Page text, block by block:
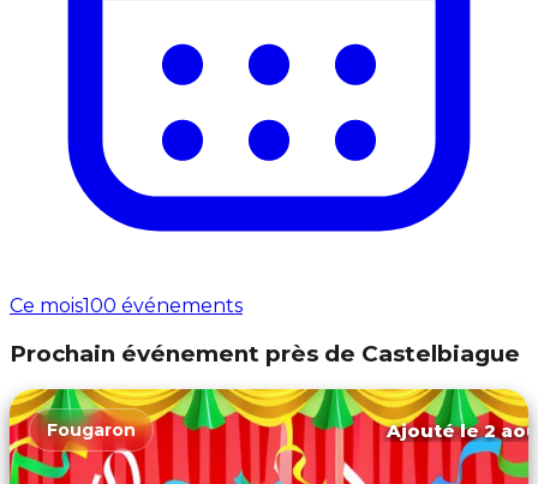
Ce mois100 événements
Prochain événement près de Castelbiague
Fougaron Ajouté le 2